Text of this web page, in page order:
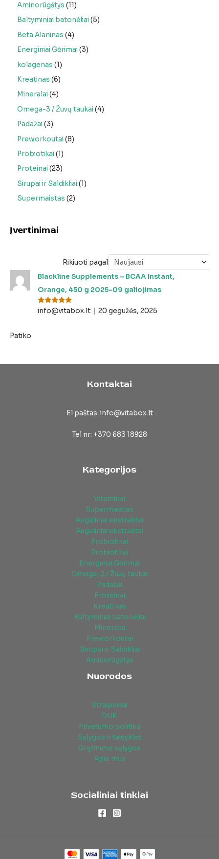
Aminorūgštys 11
Baltyminiai batonėliai 5
Beta Alaninas 4
Energiniai Gėrimai 3
kolagenas 1
Kreatinas 6
Mineralai 4
Omega-3 / Žuvų taukai 4
Padažai 3
Preworkoutai 8
Probiotikai 1
Proteinai 23
Sirupai ir Saldikliai 1
Supermaistas 2
Įvertinimai
Rikiuoti pagal
Įvertinima
5iš 5
Blackline Supplements – BCAA Instant,
Orange, 450 g 2025-09 galiojimas
info@vitabox.lt 20 gegužės, 2025
Patiko
Kontaktai
El paštas: info@vitabox.lt
Tel nr: +370 683 18928
Kategorijos
Vitaminai
Supermaistas
Augaliniai ekstraktai
Augaliniai ekstraktai
Probiotikai
Probiotikai
Energiniai Gėrimai
Omega-3 / Žuvų taukai
Padažai
Proteinai
Kreatinas
Baltyminiai batonėliai
Mineralai
Preworkoutai
Sirupai ir Saldikliai
Aminorūgštys
Nuorodos
Straipsniai
DUK
Privatumo politika
Sąlygos ir taisyklės
Grąžinimo sąlygos
Apie mus
Socialiniai tinklai